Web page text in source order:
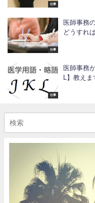
仕事
仕事
医師事務
どうすれ
仕事
医師事務
L】教えま